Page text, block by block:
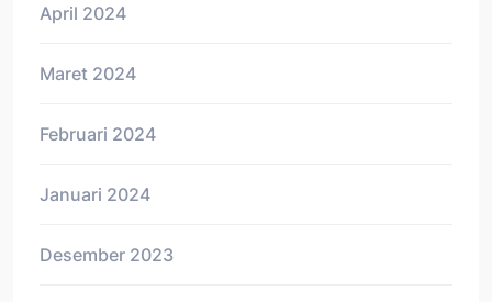
April 2024
Maret 2024
Februari 2024
Januari 2024
Desember 2023